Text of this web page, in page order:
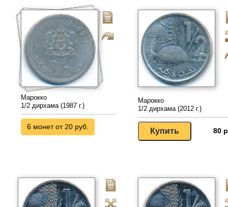
Марокко
1/2 дирхама (1987 г.)
6 монет от 20 руб.
Марокко
1/2 дирхама (2012 г.)
80